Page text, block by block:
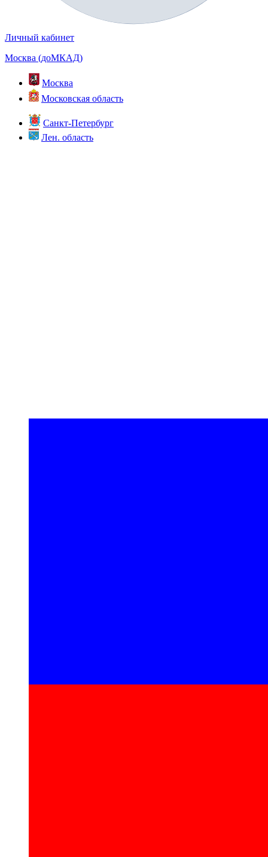
Личный кабинет
Москва (доМКАД)
Москва
Московская область
Санкт-Петербург
Лен. область